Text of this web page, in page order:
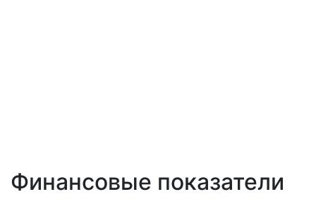
Финансовые показатели